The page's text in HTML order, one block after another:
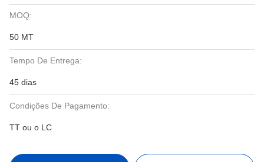
MOQ:
50 MT
Tempo De Entrega:
45 dias
Condições De Pagamento:
TT ou o LC